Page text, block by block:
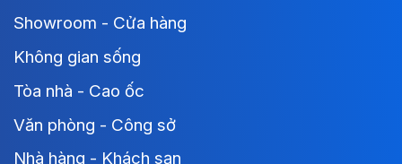
Showroom - Cửa hàng
Không gian sống
Tòa nhà - Cao ốc
Văn phòng - Công sở
Nhà hàng - Khách sạn